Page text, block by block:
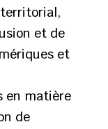
territorial,
et de
et
en matière
de